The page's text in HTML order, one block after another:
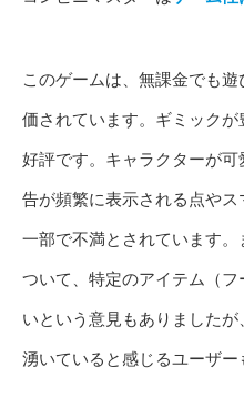
このゲームは、無課金でも
価されています。ギミック
好評です。キャラクターが
告が頻繁に表示される点や
一部で不満とされています
ついて、特定のアイテム（
いという意見もありました
湧いていると感じるユーザー